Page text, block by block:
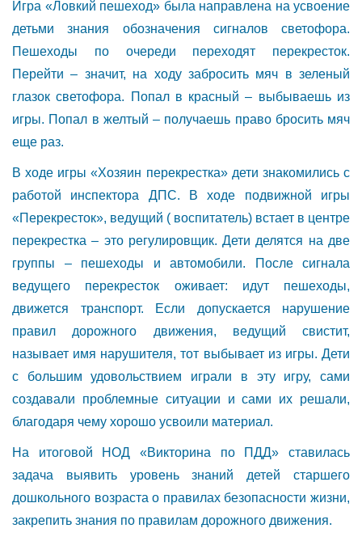
Игра «Ловкий пешеход» была направлена на усвоение
детьми знания обозначения сигналов светофора.
Пешеходы по очереди переходят перекресток.
Перейти – значит, на ходу забросить мяч в зеленый
глазок светофора. Попал в красный – выбываешь из
игры. Попал в желтый – получаешь право бросить мяч
еще раз.
В ходе игры «Хозяин перекрестка» дети знакомились с
работой инспектора ДПС. В ходе подвижной игры
«Перекресток», ведущий ( воспитатель) встает в центре
перекрестка – это регулировщик. Дети делятся на две
группы – пешеходы и автомобили. После сигнала
ведущего перекресток оживает: идут пешеходы,
движется транспорт. Если допускается нарушение
правил дорожного движения, ведущий свистит,
называет имя нарушителя, тот выбывает из игры. Дети
с большим удовольствием играли в эту игру, сами
создавали проблемные ситуации и сами их решали,
благодаря чему хорошо усвоили материал.
На итоговой НОД «Викторина по ПДД» ставилась
задача выявить уровень знаний детей старшего
дошкольного возраста о правилах безопасности жизни,
закрепить знания по правилам дорожного движения.